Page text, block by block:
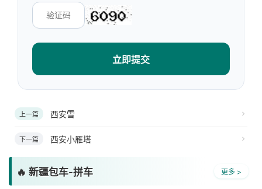
立即提交
上一篇 西安雪
下一篇 西安小雁塔
🔥 新疆包车-拼车 更多 >